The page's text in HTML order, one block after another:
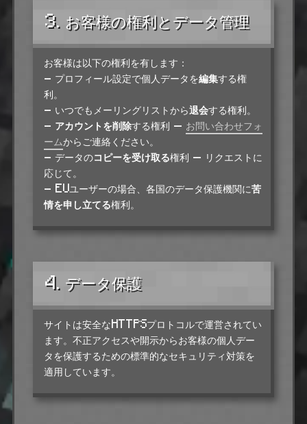
3. お客様の権利とデータ管理
お客様は以下の権利を有します：
- プロフィール設定で個人データを編集する権
利。
- いつでもメーリングリストから退会する権利。
- アカウントを削除する権利 — お問い合わせフォ
ームからご連絡ください。
- データのコピーを受け取る権利 — リクエストに
応じて。
- EUユーザーの場合、各国のデータ保護機関に苦
情を申し立てる権利。
4. データ保護
サイトは安全なHTTPSプロトコルで運営されてい
ます。不正アクセスや開示からお客様の個人デー
タを保護するための標準的なセキュリティ対策を
適用しています。